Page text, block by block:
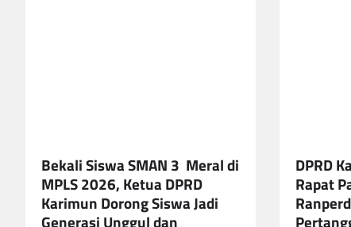
Bekali Siswa SMAN 3 Meral di
MPLS 2026, Ketua DPRD
Karimun Dorong Siswa Jadi
Generasi Unggul dan
DPRD
Rapat